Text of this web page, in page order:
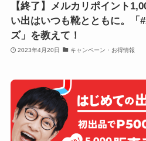
【終了】メルカリポイント
い出はいつも靴とともに。「
ズ」を教えて！
2023年4月20日 キャンペーン・お得情報